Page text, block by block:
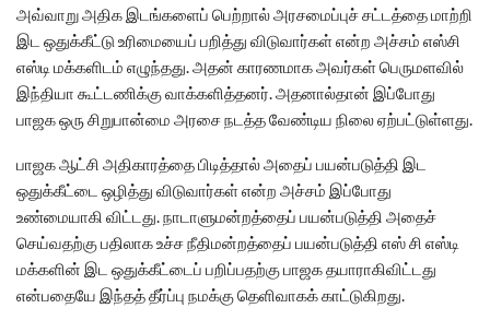
அவ்வாறு அதிக இடங்களைப் பெற்றால் அரசமைப்புச் சட்டத்தை மாற்றி
இட ஒதுக்கீட்டு உரிமையைப் பறித்து விடுவார்கள் என்ற அச்சம் எஸ்சி
எஸ்டி மக்களிடம் எழுந்தது. அதன் காரணமாக அவர்கள் பெருமளவில்
இந்தியா கூட்டணிக்கு வாக்களித்தனர். அதனால்தான் இப்போது
பாஜக ஒரு சிறுபான்மை அரசை நடத்த வேண்டிய நிலை ஏற்பட்டுள்ளது.
பாஜக ஆட்சி அதிகாரத்தை பிடித்தால் அதைப் பயன்படுத்தி இட
ஒதுக்கீட்டை ஒழித்து விடுவார்கள் என்ற அச்சம் இப்போது
உண்மையாகி விட்டது. நாடாளுமன்றத்தைப் பயன்படுத்தி அதைச்
செய்வதற்கு பதிலாக உச்ச நீதிமன்றத்தைப் பயன்படுத்தி எஸ் சி எஸ்டி
மக்களின் இட ஒதுக்கீட்டைப் பறிப்பதற்கு பாஜக தயாராகிவிட்டது
என்பதையே இந்தத் தீர்ப்பு நமக்கு தெளிவாகக் காட்டுகிறது.